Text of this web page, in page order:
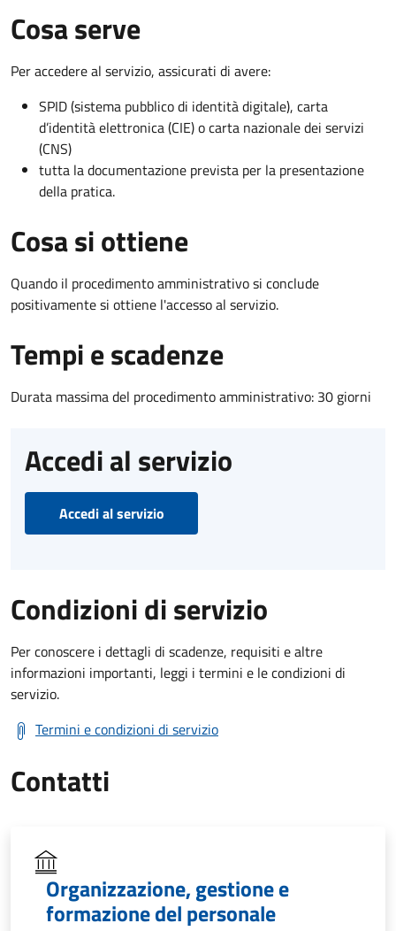
Cosa serve
Per accedere al servizio, assicurati di avere:
SPID (sistema pubblico di identità digitale), carta
d’identità elettronica (CIE) o carta nazionale dei servizi
(CNS)
tutta la documentazione prevista per la presentazione
della pratica.
Cosa si ottiene
Quando il procedimento amministrativo si conclude
positivamente si ottiene l'accesso al servizio.
Tempi e scadenze
Durata massima del procedimento amministrativo: 30 giorni
Accedi al servizio
Accedi al servizio
Condizioni di servizio
Per conoscere i dettagli di scadenze, requisiti e altre
informazioni importanti, leggi i termini e le condizioni di
servizio.
Termini e condizioni di servizio
Contatti
Organizzazione, gestione e
formazione del personale